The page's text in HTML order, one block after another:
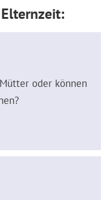
oder können